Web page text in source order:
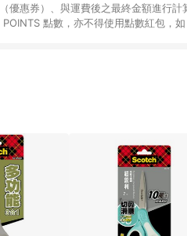
點數，亦不得使用點數紅包，
樂天市場銷售網頁不符，以銷售網頁標示
款與法律追訴之權利，活動詳情以樂